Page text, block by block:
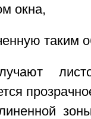
окна,
таким